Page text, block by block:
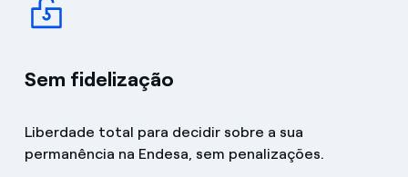
Sem fidelização
Liberdade total para decidir sobre a sua
permanência na Endesa, sem penalizações.